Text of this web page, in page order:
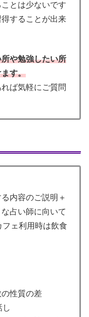
とは少ないです
することが出来
や勉強したい所
す。
ば気軽にご質問
内容のご説明＋
占い師に向いて
ェ利用時は飲食
の性質の差
し